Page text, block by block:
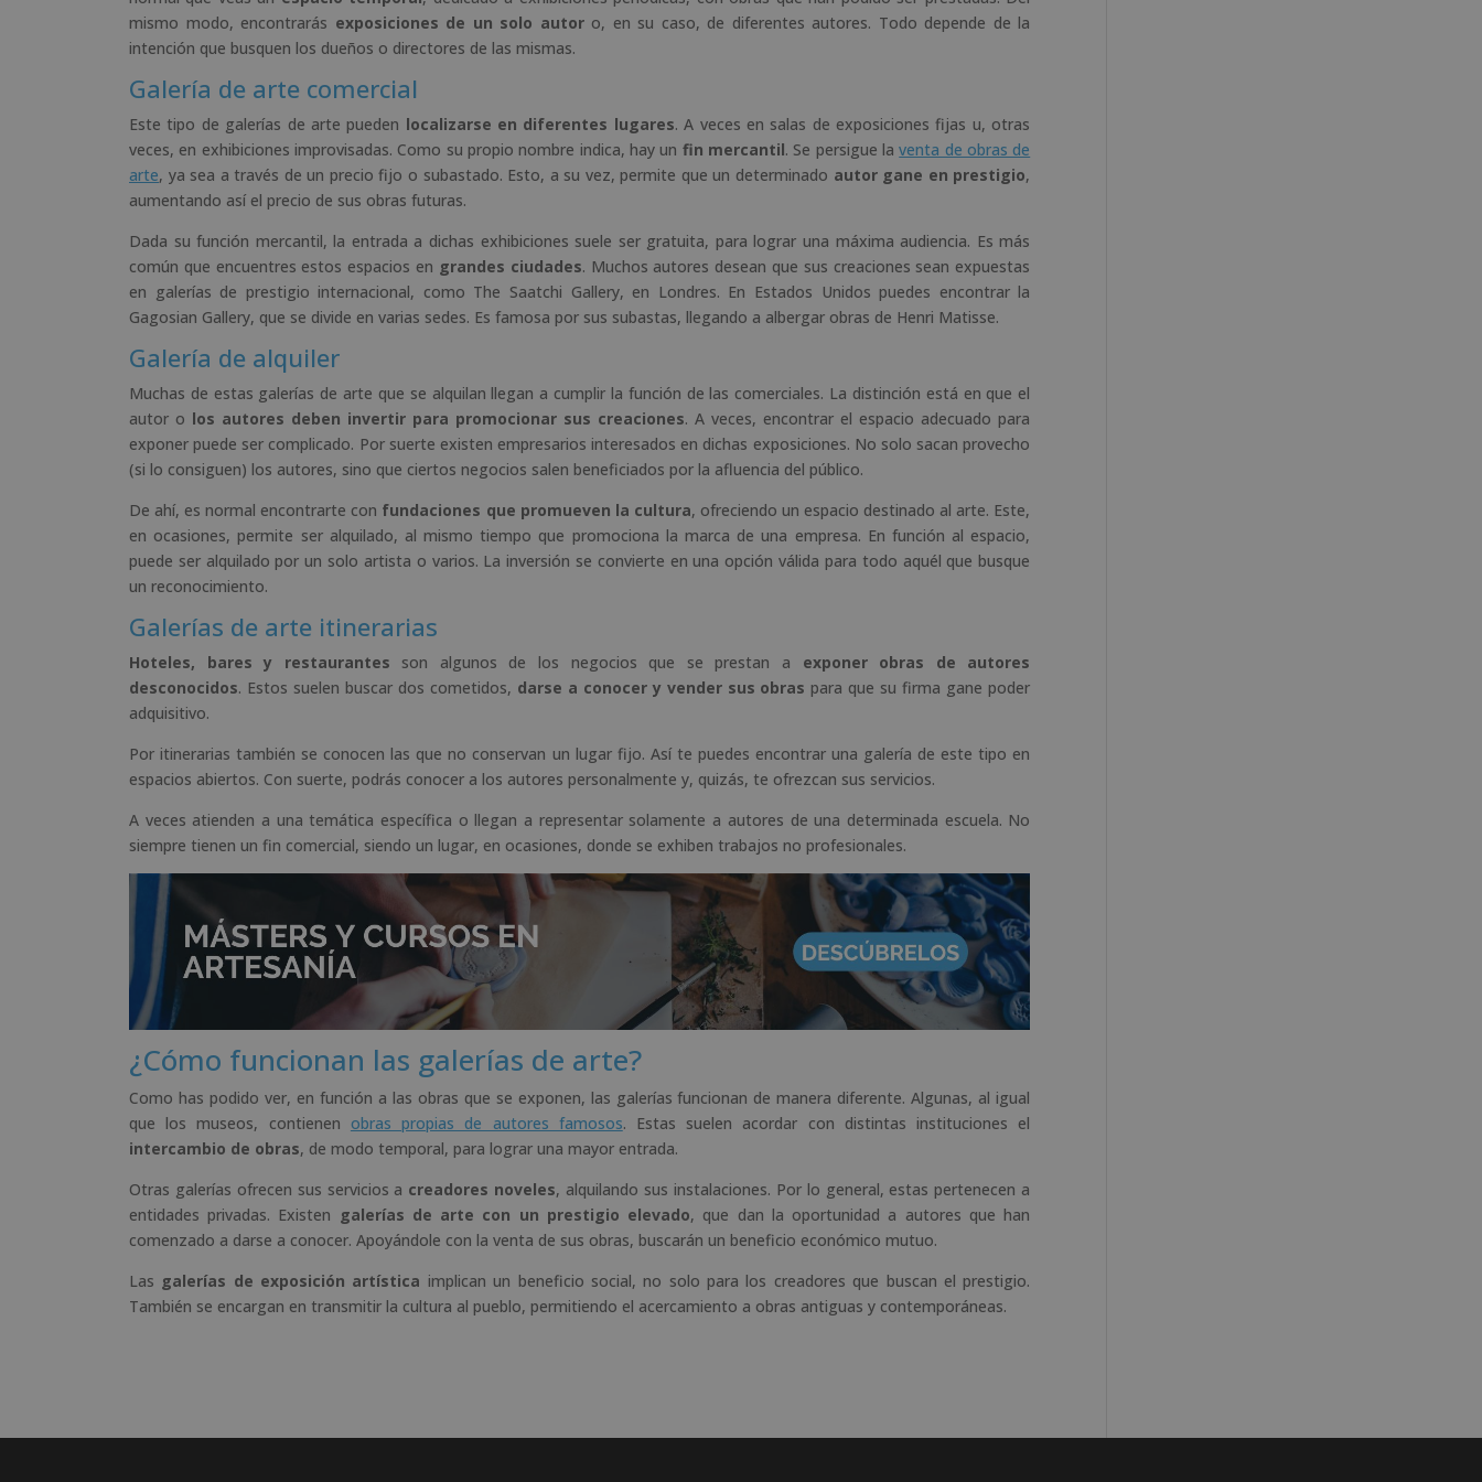
mismo modo, encontrarás exposiciones de un solo autoro, en su caso, de diferentes autores. Todo depende de la
intención que busquen los dueños o directores de las mismas.
Galería de arte comercial
Este tipo de galerías de arte pueden localizarse en diferentes lugares. A veces en salas de exposiciones fijas u, otras
veces, en exhibiciones improvisadas. Como su propio nombre indica, hay un fin mercantil. Se persigue laventa de obras de
arte, ya sea a través de un precio fijo o subastado. Esto, a su vez, permite que un determinado autor gane en prestigio,
aumentando así el precio de sus obras futuras.
Dada su función mercantil, la entrada a dichas exhibiciones suele ser gratuita, para lograr una máxima audiencia. Es más
común que encuentres estos espacios en grandes ciudades. Muchos autores desean que sus creaciones sean expuestas
en galerías de prestigio internacional, como The Saatchi Gallery, en Londres. En Estados Unidos puedes encontrar la
Gagosian Gallery, que se divide en varias sedes. Es famosa por sus subastas, llegando a albergar obras de Henri Matisse.
Galería de alquiler
Muchas de estas galerías de arte que se alquilan llegan a cumplir la función de las comerciales. La distinción está en que el
autor o los autores deben invertir para promocionar sus creaciones. A veces, encontrar el espacio adecuado para
exponer puede ser complicado. Por suerte existen empresarios interesados en dichas exposiciones. No solo sacan provecho
(si lo consiguen) los autores, sino que ciertos negocios salen beneficiados por la afluencia del público.
De ahí, es normal encontrarte con fundaciones que promueven la cultura, ofreciendo un espacio destinado al arte. Este,
en ocasiones, permite ser alquilado, al mismo tiempo que promociona la marca de una empresa. En función al espacio,
puede ser alquilado por un solo artista o varios. La inversión se convierte en una opción válida para todo aquél que busque
un reconocimiento.
Galerías de arte itinerarias
Hoteles, bares y restaurantes son algunos de los negocios que se prestan a exponer obras de autores
desconocidos. Estos suelen buscar dos cometidos, darse a conocer y vender sus obras para que su firma gane poder
adquisitivo.
Por itinerarias también se conocen las que no conservan un lugar fijo. Así te puedes encontrar una galería de este tipo en
espacios abiertos. Con suerte, podrás conocer a los autores personalmente y, quizás, te ofrezcan sus servicios.
A veces atienden a una temática específica o llegan a representar solamente a autores de una determinada escuela. No
siempre tienen un fin comercial, siendo un lugar, en ocasiones, donde se exhiben trabajos no profesionales.
¿Cómo funcionan las galerías de arte?
Como has podido ver, en función a las obras que se exponen, las galerías funcionan de manera diferente. Algunas, al igual
que los museos, contienen obras propias de autores famosos. Estas suelen acordar con distintas instituciones el
intercambio de obras, de modo temporal, para lograr una mayor entrada.
Otras galerías ofrecen sus servicios a creadores noveles, alquilando sus instalaciones. Por lo general, estas pertenecen a
entidades privadas. Existen galerías de arte con un prestigio elevado, que dan la oportunidad a autores que han
comenzado a darse a conocer. Apoyándole con la venta de sus obras, buscarán un beneficio económico mutuo.
Las galerías de exposición artística implican un beneficio social, no solo para los creadores que buscan el prestigio.
También se encargan en transmitir la cultura al pueblo, permitiendo el acercamiento a obras antiguas y contemporáneas.